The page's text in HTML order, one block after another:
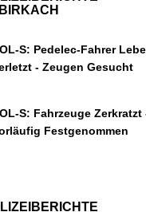
S: Pedelec-Fahrer
- Zeugen Gesucht
S: Fahrzeuge
Festgenommen